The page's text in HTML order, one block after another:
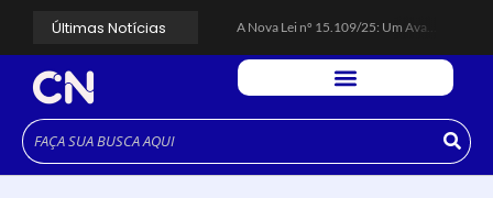
Últimas Notícias
A Nova Lei nº 15.109/25: Um Avanço na Garantia dos Honorários Advocatícios.
Espingarda roubada de agentes de segurança ferroviária é recuperada na Vila Esperança.
Polícia Rodoviária resgata bicho-preguiça na Rodovia dos Imigrantes, em Cubatão.
Cubatão tem vasta programação no Mês da Mulher: atividades começam nesta sexta (7).
Vigilantes são atacados por criminosos armados durante escolta de carga na Vila Esperança.